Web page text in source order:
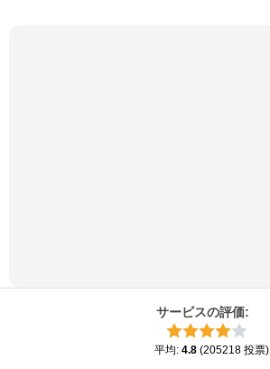
サービスの評価:
平均: 4.8 (205218 投票)